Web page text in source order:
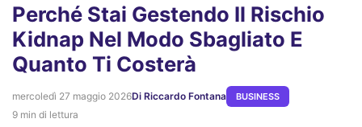
Perché Stai Gestendo Il Rischio
Kidnap Nel Modo Sbagliato E
Quanto Ti Costerà
mercoledì 27 maggio 2026Di Riccardo Fontana BUSINESS
9 min di lettura